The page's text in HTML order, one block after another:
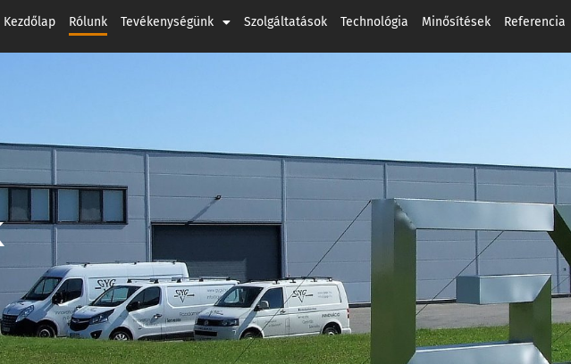
Kezdőlap Rólunk Tevékenységünk Szolgáltatások Technológia Minősítések Referencia